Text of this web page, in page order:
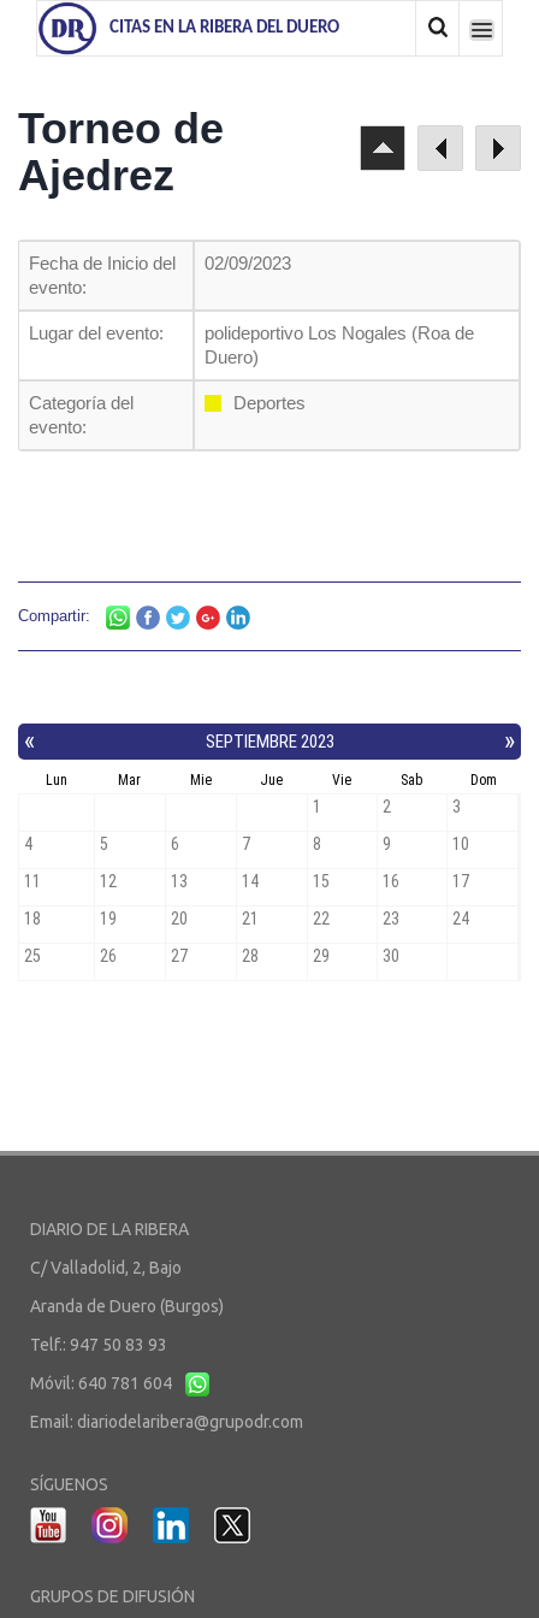
CITAS EN LA RIBERA DEL DUERO
Torneo de
Ajedrez
Fecha de Inicio del
evento:
02/09/2023
Lugar del evento:
polideportivo Los Nogales (Roa de
Duero)
Categoría del
evento:
Deportes
Compartir:
DIARIO DE LA RIBERA
C/ Valladolid, 2, Bajo
Aranda de Duero (Burgos)
Telf.: 947 50 83 93
Móvil: 640 781 604
Email: diariodelaribera@grupodr.com
SÍGUENOS
GRUPOS DE DIFUSIÓN